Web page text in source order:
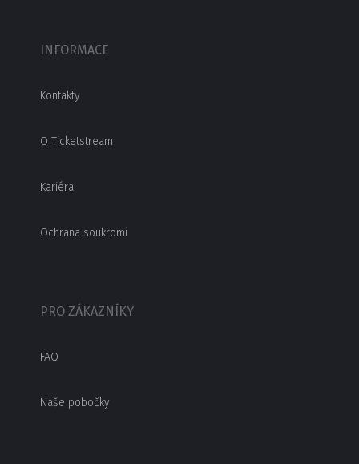
INFORMACE
Kontakty
O Ticketstream
Kariéra
Ochrana soukromí
PRO ZÁKAZNÍKY
FAQ
Naše pobočky